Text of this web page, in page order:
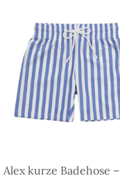
Alex kurze Badehose –